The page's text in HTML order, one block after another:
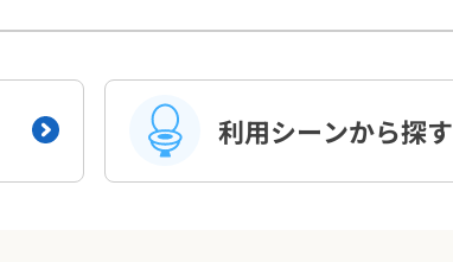
利用シーンから探す